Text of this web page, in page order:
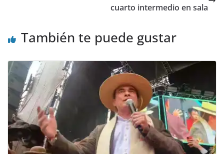
cuarto intermedio en sala
También te puede gustar